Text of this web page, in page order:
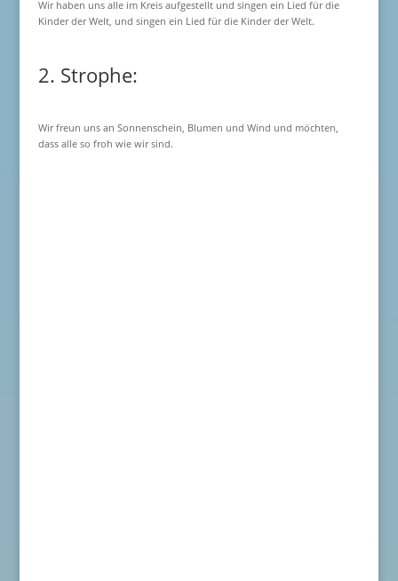
Wir haben uns alle im Kreis aufgestellt und singen ein Lied für die
Kinder der Welt, und singen ein Lied für die Kinder der Welt.
2. Strophe:
Wir freun uns an Sonnenschein, Blumen und Wind und möchten,
dass alle so froh wie wir sind.